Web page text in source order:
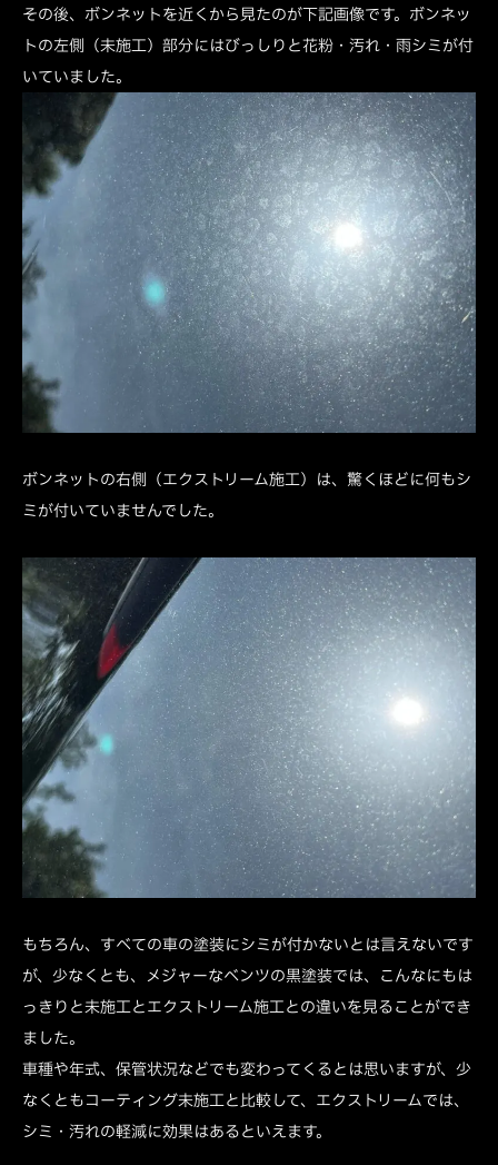
その後、ボンネットを近くから見たのが下記画像です。ボンネッ
トの左側（未施工）部分にはびっしりと花粉・汚れ・雨シミが付
いていました。
ボンネットの右側（エクストリーム施工）は、驚くほどに何もシ
ミが付いていませんでした。
もちろん、すべての車の塗装にシミが付かないとは言えないです
が、少なくとも、メジャーなベンツの黒塗装では、こんなにもは
っきりと未施工とエクストリーム施工との違いを見ることができ
ました。
車種や年式、保管状況などでも変わってくるとは思いますが、少
なくともコーティング未施工と比較して、エクストリームでは、
シミ・汚れの軽減に効果はあるといえます。